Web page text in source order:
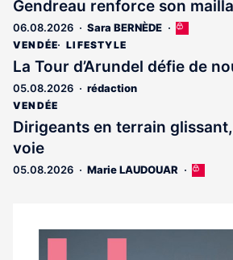
Gendreau renforce son
06.08.2026 Sara BERNÈDE
Cet
réservé
VENDÉE LIFESTYLE
La Tour d’Arundel défie de
05.08.2026 rédaction
VENDÉE
Dirigeants en terrain
voie
05.08.2026 Marie LAUDOUAR
Cet
aux
Notre